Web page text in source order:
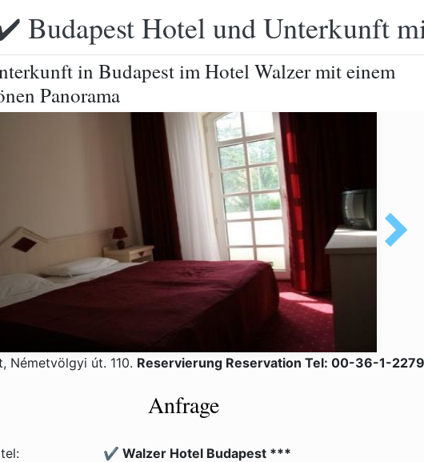
Budapest Hotel und Unterkunft
in Budapest im Hotel Walzer mit einem
Panorama
Németvölgyi út. 110. Reservierung Reservation Tel: 00-36-1-
Anfrage
✔️ Walzer Hotel Budapest ***